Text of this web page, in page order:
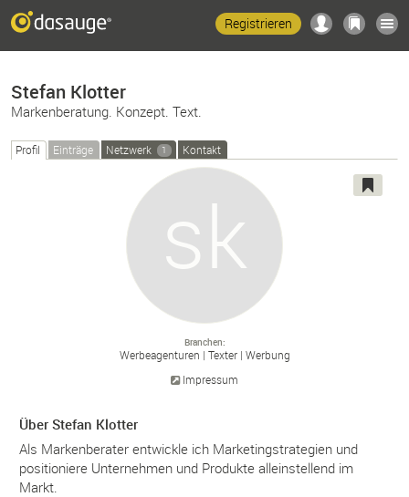
Registrieren
Stefan Klotter
Markenberatung. Konzept. Text.
Profil Einträge Netzwerk 1 Kontakt
Branchen
Werbeagenturen Texter Werbung
Impressum
Über Stefan Klotter
Als Markenberater entwickle ich Marketingstrategien und
positioniere Unternehmen und Produkte alleinstellend im
Markt.